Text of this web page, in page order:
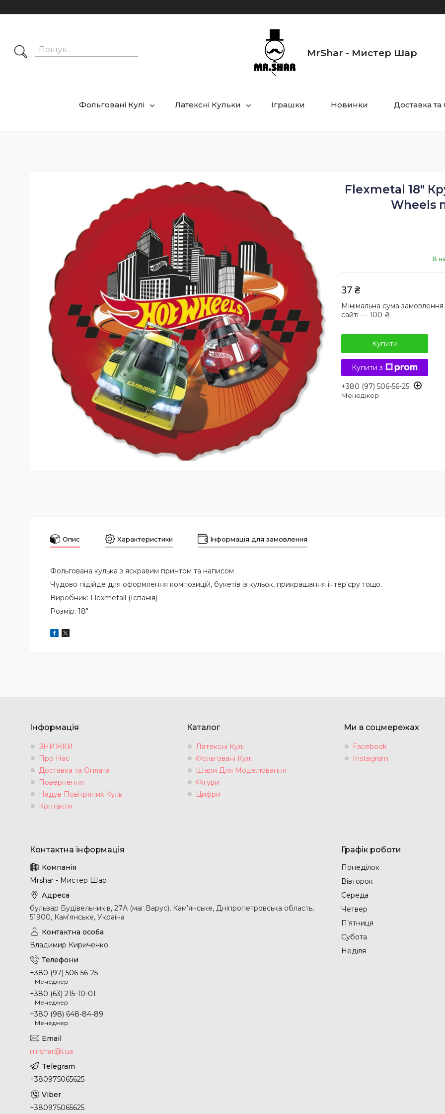
MrShar - Мистер Шар
Фольговані Кулі Латексні Кульки Іграшки Новинки Доставка та
Flexmetal 18"
Wheels
В
37 ₴
Мінімальна сума замовлення
сайті — 100 ₴
Купити
Купити з
+380 (97) 506-56-25
Менеджер
Опис Характеристики Інформація для замовлення
Фольгована кулька з яскравим принтом та написом
Чудово підійде для оформлення композицій, букетів із кульок, прикрашання інтер'єру тощо.
Виробник: Flexmetall (Іспанія)
Розмір: 18"
Інформація
ЗНИЖКИ
Про Нас
Доставка та Оплата
Повернення
Надув Повітряних Куль
Контакти
Каталог
Латексні Кулі
Фольговані Кулі
Шари Для Моделювання
Фігури
Цифри
Ми в соцмережах
Facebook
Instagram
Mrshar - Мистер Шар
бульвар Будівельників, 27А (маг.Варус), Кам’янське, Дніпропетровська область,
51900, Кам'янське, Україна
Владимир Кириченко
+380 (97) 506-56-25
Менеджер
+380 (63) 215-10-01
Менеджер
+380 (98) 648-84-89
Менеджер
mrshar@i.ua
+380975065625
+380975065625
Графік роботи
Понеділок
Вівторок
Середа
Четвер
Пʼятниця
Субота
Неділя